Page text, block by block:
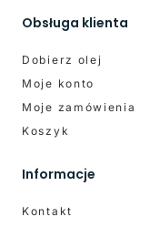
Obsługa klienta
Dobierz olej
Moje konto
Moje zamówienia
Koszyk
Informacje
Kontakt